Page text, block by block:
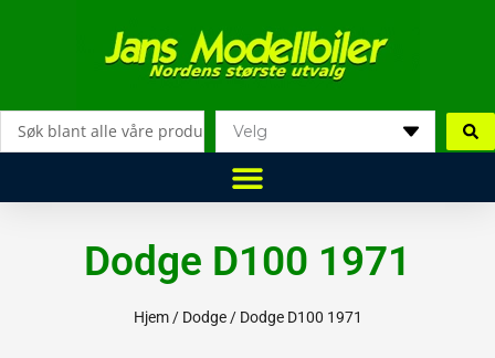
Dodge D100 1971
Hjem/ Dodge/ Dodge D100 1971